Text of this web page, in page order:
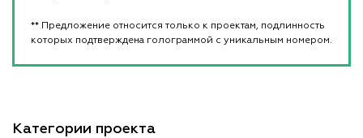
** Предложение относится только к проектам, подлинность
которых подтверждена голограммой с уникальным номером.
Категории проекта